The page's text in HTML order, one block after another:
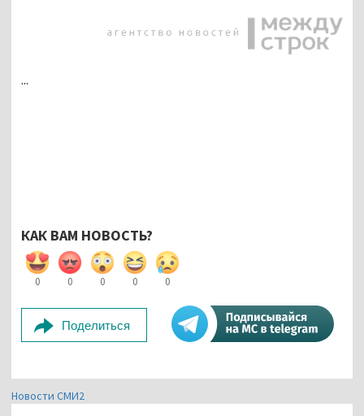
...
КАК ВАМ НОВОСТЬ?
0 0 0 0 0
Поделиться
Новости СМИ2